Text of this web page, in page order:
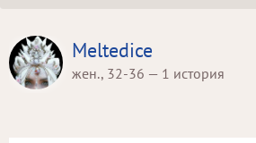
Meltedice
жен., 32-36 — 1 история